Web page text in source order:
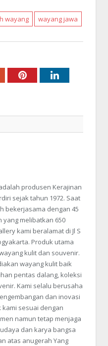
wayang wayang jawa
PinterestLinkedIn
produsen Kerajinan
sejak tahun 1972. Saat
bekerjasama dengan 45
yang melibatkan 650
kami beralamat di Jl S
Produk utama
kulit dan souvenir.
wayang kulit baik
pentas dalang, koleksi
Kami selalu berusaha
dan inovasi
sesuai dengan
namun tetap menjaga
dan karya bangsa
atas anugerah Yang